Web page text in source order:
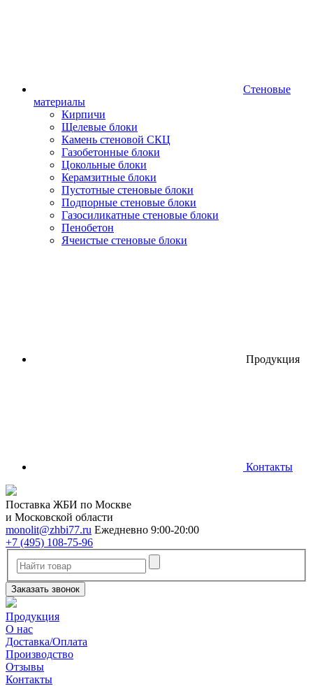
Стеновые
материалы
Кирпичи
Щелевые блоки
Камень стеновой СКЦ
Газобетонные блоки
Цокольные блоки
Керамзитные блоки
Пустотные стеновые блоки
Подпорные стеновые блоки
Газосиликатные стеновые блоки
Пенобетон
Ячеистые стеновые блоки
Продукция
Контакты
Поставка ЖБИ по Москве
и Московской области
monolit@zhbi77.ru Ежедневно 9:00-20:00
+7 (495) 108-75-96
Заказать звонок
Продукция
О нас
Доставка/Оплата
Производство
Отзывы
Контакты